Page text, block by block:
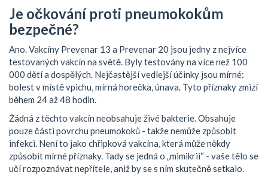
Je očkování proti pneumokokům
bezpečné?
Ano. Vakcíny Prevenar 13 a Prevenar 20 jsou jedny z nejvíce
testovaných vakcín na světě. Byly testovány na více než 100
000 dětí a dospělých. Nejčastější vedlejší účinky jsou mírné:
bolest v místě vpichu, mírná horečka, únava. Tyto příznaky zmizí
během 24 až 48 hodin.
Žádná z těchto vakcín neobsahuje živé bakterie. Obsahuje
pouze části povrchu pneumokoků - takže nemůže způsobit
infekci. Není to jako chřipková vakcína, která může někdy
způsobit mírné příznaky. Tady se jedná o „mimikrii“ - vaše tělo se
učí rozpoznávat nepřítele, aniž by se s ním skutečně setkalo.